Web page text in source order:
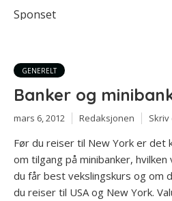
Sponset
GENERELT
Banker og
mars 6, 2012 Redaksjonen
Før du reiser til New York er det
om tilgang på minibanker,
du får best vekslingskurs og om
du reiser til USA og New York.